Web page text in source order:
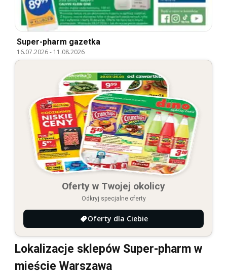
Super-pharm gazetka
16.07.2026- 11.08.2026
Oferty w Twojej okolicy
Odkryj specjalne oferty
Oferty dla Ciebie
Lokalizacje sklepów Super-pharm w
mieście Warszawa